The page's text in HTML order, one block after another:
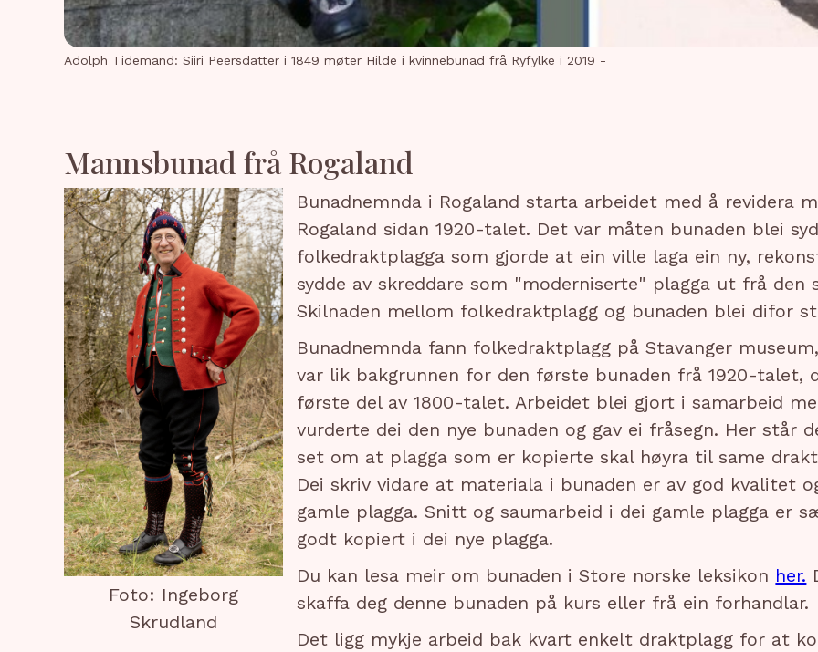
Adolph Tidemand: Siiri Peersdatter i 1849 møter Hilde i kvinnebunad frå Ryfylke i 2019 -
Mannsbunad frå Rogaland
Foto: Ingeborg
Skrudland
Bunadnemnda i Rogaland starta arbeidet med å revidera
Rogaland sidan 1920-talet. Det var måten bunaden blei
folkedraktplagga som gjorde at ein ville laga ein ny,
sydde av skreddare som "moderniserte" plagga ut frå
Skilnaden mellom folkedraktplagg og bunaden blei difor
Bunadnemnda fann folkedraktplagg på Stavanger
var lik bakgrunnen for den første bunaden frå 1920-talet,
første del av 1800-talet. Arbeidet blei gjort i samarbeid
vurderte dei den nye bunaden og gav ei fråsegn. Her
set om at plagga som er kopierte skal høyra til same
Dei skriv vidare at materiala i bunaden er av god kvalitet
gamle plagga. Snitt og saumarbeid i dei gamle plagga er
godt kopiert i dei nye plagga.
Du kan lesa meir om bunaden i Store norske leksikon her.
skaffa deg denne bunaden på kurs eller frå ein forhandlar.
Det ligg mykje arbeid bak kvart enkelt draktplagg for at